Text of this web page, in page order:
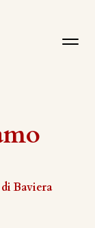
Baviera